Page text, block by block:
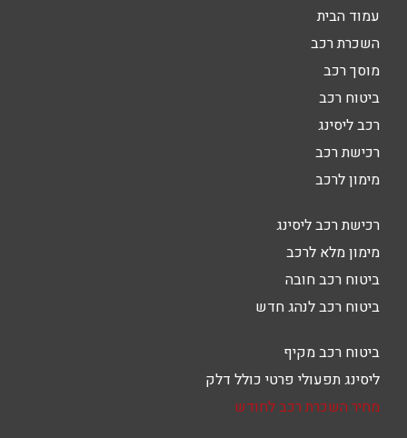
עמוד הבית
השכרת רכב
מוסך רכב
ביטוח רכב
רכב ליסינג
רכישת רכב
מימון לרכב
רכישת רכב ליסינג
מימון מלא לרכב
ביטוח רכב חובה
ביטוח רכב לנהג חדש
ביטוח רכב מקיף
ליסינג תפעולי פרטי כולל דלק
מחיר השכרת רכב לחודש